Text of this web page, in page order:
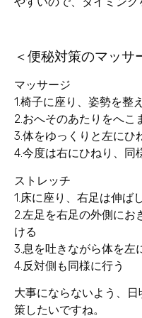
＜便秘対策のマッサ
マッサージ
1.椅子に座り、姿勢を整
2.おへそのあたりをへこ
3.体をゆっくりと左にひ
4.今度は右にひねり、同
ストレッチ
1.床に座り、右足は伸ば
2.左足を右足の外側にお
ける
3.息を吐きながら体を左
4.反対側も同様に行う
大事にならないよう、
策したいですね。